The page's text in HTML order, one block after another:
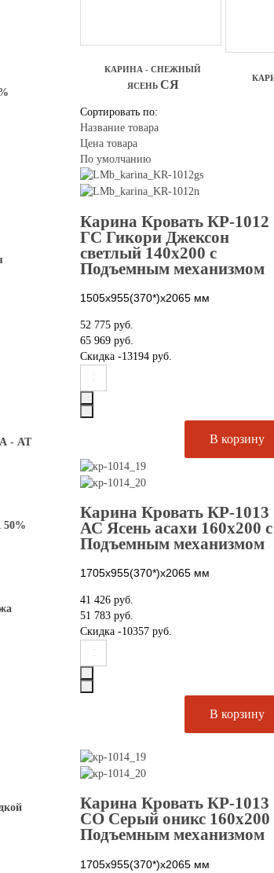
КАРИНА - СНЕЖНЫЙ
ЯСЕНЬ СЯ
Сортировать по:
Название товара
Цена товара
По умолчанию
Карина Кровать КР-1012
ГС Гикори Джексон
светлый 140х200 с
Подъемным механизмом
1505х955(370*)х2065 мм
52 775 руб.
65 969 руб.
Скидка -13194 руб.
Карина Кровать КР-1013
АС Ясень асахи 160х200 с
Подъемным механизмом
1705х955(370*)х2065 мм
41 426 руб.
51 783 руб.
Скидка -10357 руб.
Карина Кровать КР-1013
СО Серый оникс 160х200
Подъемным механизмом
1705х955(370*)х2065 мм
- АТ